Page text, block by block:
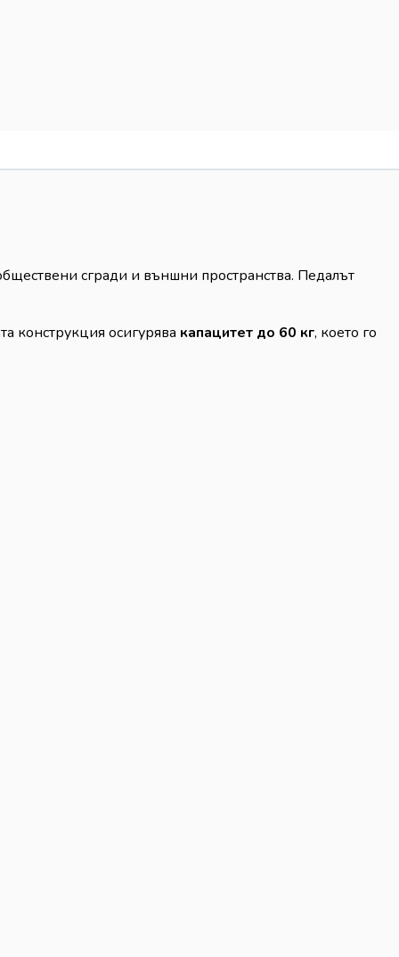
сгради и външни пространства. Педалът
конструкция осигурява капацитет до 60 кг, което го